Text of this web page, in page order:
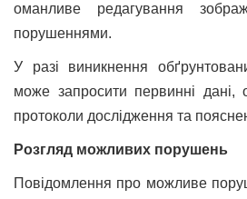
оманливе редагування
порушеннями.
У разі виникнення
може запросити первинні дані,
протоколи дослідження та
Розгляд можливих порушень
Повідомлення про можливе